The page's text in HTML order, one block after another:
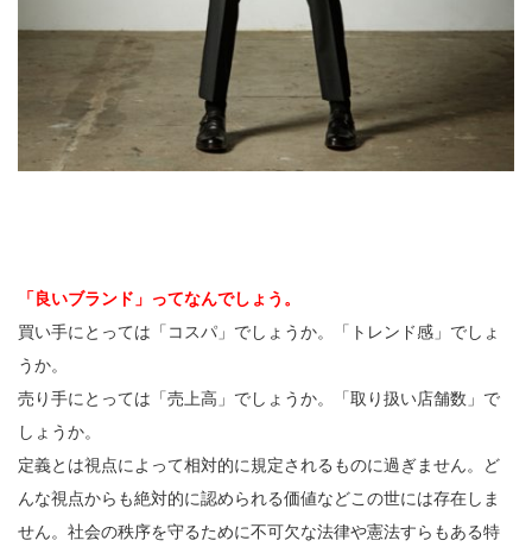
「良いブランド」ってなんでしょう。
買い手にとっては「コスパ」でしょうか。「トレンド感」でしょ
うか。
売り手にとっては「売上高」でしょうか。「取り扱い店舗数」で
しょうか。
定義とは視点によって相対的に規定されるものに過ぎません。ど
んな視点からも絶対的に認められる価値などこの世には存在しま
せん。社会の秩序を守るために不可欠な法律や憲法すらもある特